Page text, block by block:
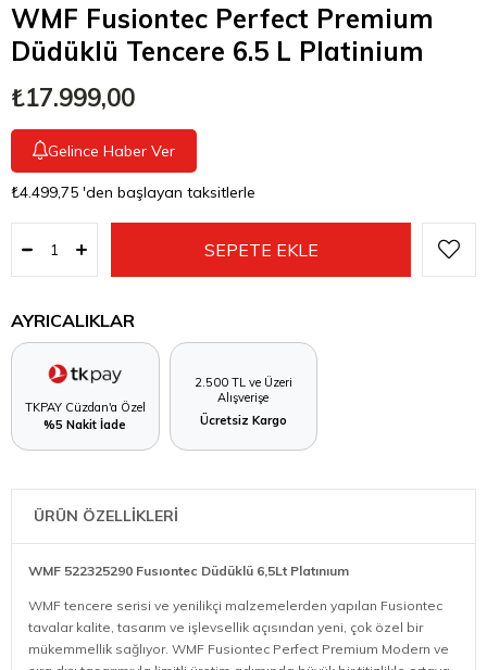
WMF Fusiontec Perfect Premium
Düdüklü Tencere 6.5 L Platinium
₺17.999,00
Gelince Haber Ver
₺4.499,75 'den başlayan taksitlerle
AYRICALIKLAR
TKPAY Cüzdan'a Özel
%5 Nakit İade
2.500 TL ve Üzeri
Alışverişe
Ücretsiz Kargo
ÜRÜN ÖZELLİKLERİ
WMF 522325290 Fusıontec Düdüklü 6,5Lt Platınıum
WMF tencere serisi ve yenilikçi malzemelerden yapılan Fusiontec
tavalar kalite, tasarım ve işlevsellik açısından yeni, çok özel bir
mükemmellik sağlıyor. WMF Fusiontec Perfect Premium Modern ve